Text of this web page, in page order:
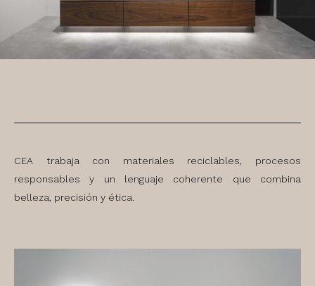
CEA trabaja con materiales reciclables, procesos
responsables y un lenguaje coherente que combina
belleza, precisión y ética.